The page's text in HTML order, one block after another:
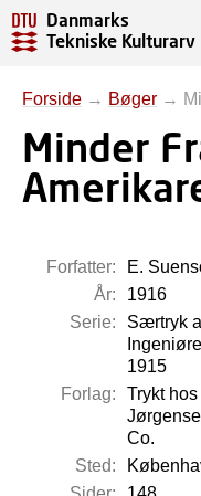
Danmarks
Tekniske Kulturarv
Forside → Bøger →
Minder
Forfatter:
E.
År:
1916
Serie:
Særtryk
1915
Forlag:
Trykt hos
Co.
Sted: